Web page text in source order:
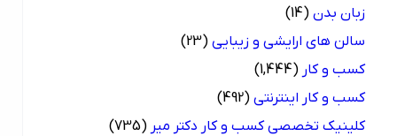
زبان بدن (14)
سالن های ارایشی و زیبایی (23)
کسب و کار (1,444)
کسب و کار اینترنتی (492)
کلینیک تخصصی کسب و کار دکتر میر (735)